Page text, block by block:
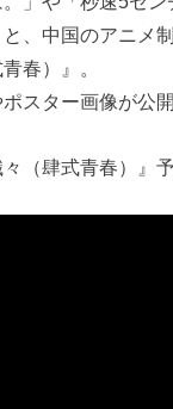
、中国のアニメ
春）』。
スター画像が公
（肆式青春）』